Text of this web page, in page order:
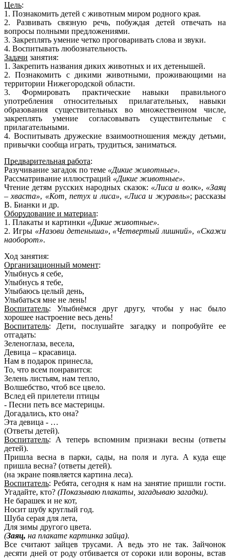
Цель:
1. Познакомить детей с животным миром родного края.
2. Развивать связную речь, побуждая детей отвечать на
вопросы полными предложениями.
3. Закреплять умение четко проговаривать слова и звуки.
4. Воспитывать любознательность.
Задачи занятия:
1. Закрепить названия диких животных и их детенышей.
2. Познакомить с дикими животными, проживающими на
территории Нижегородской области.
3. Формировать практические навыки правильного
употребления относительных прилагательных, навыки
образования существительных во множественном числе,
закреплять умение согласовывать существительные с
прилагательными.
4. Воспитывать дружеские взаимоотношения между детьми,
привычки сообща играть, трудиться, заниматься.
Предварительная работа:
Разучивание загадок по теме «Дикие животные».
Рассматривание иллюстраций «Дикие животные».
Чтение детям русских народных сказок: «Лиса и волк», «Заяц
– хваста», «Кот, петух и лиса», «Лиса и журавль»; рассказы
В. Бианки и др.
Оборудование и материал:
1. Плакаты и картинки «Дикие животные».
2. Игры «Назови детеныша», «Четвертый лишний», «Скажи
наоборот».
Ход занятия:
Организационный момент:
Улыбнусь я себе,
Улыбнусь я тебе,
Улыбаюсь целый день,
Улыбаться мне не лень!
Воспитатель: Улыбнёмся друг другу, чтобы у нас было
хорошее настроение весь день!
Воспитатель: Дети, послушайте загадку и попробуйте ее
отгадать:
Зеленоглаза, весела,
Девица – красавица.
Нам в подарок принесла,
То, что всем понравится:
Зелень листьям, нам тепло,
Волшебство, чтоб все цвело.
Вслед ей прилетели птицы
- Песни петь все мастерицы.
Догадались, кто она?
Эта девица - …
(Ответы детей).
Воспитатель: А теперь вспомним признаки весны (ответы
детей).
Пришла весна в парки, сады, на поля и луга. А куда еще
пришла весна? (ответы детей).
(на экране появляется картина леса).
Воспитатель: Ребята, сегодня к нам на занятие пришли гости.
Угадайте, кто? (Показываю плакаты, загадываю загадки).
Не барашек и не кот,
Носит шубу круглый год.
Шуба серая для лета,
Для зимы другого цвета.
(Заяц, на плакате картинка зайца).
Все считают зайцев трусами. А ведь это не так. Зайчонок
десяти дней от роду отбивается от сороки или вороны, встав